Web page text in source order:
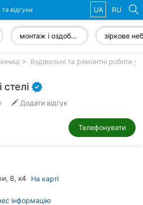
та відгуки UA RU
монтаж і оздоблення стель зіркове
Будівельні та ремонтні роботи у
Додати відгук
Телефонувати
8, к4 На карті
інформацію